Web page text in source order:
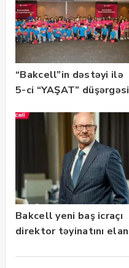
“Bakcell”in dəstəyi ilə
5-ci “YAŞAT” düşərgəsi
Bakcell yeni baş icraçı
direktor təyinatını elan